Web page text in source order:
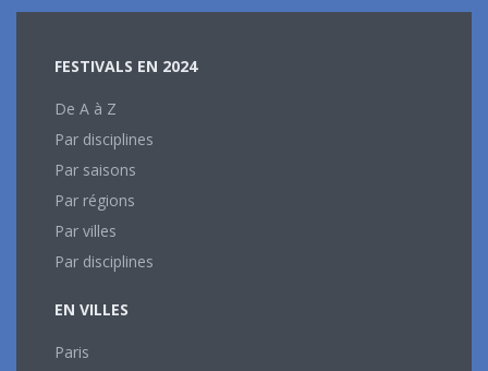
FESTIVALS EN 2024
De A à Z
Par disciplines
Par saisons
Par régions
Par villes
Par disciplines
EN VILLES
Paris